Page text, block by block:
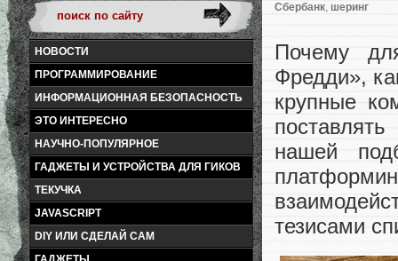
НОВОСТИ
ПРОГРАММИРОВАНИЕ
ИНФОРМАЦИОННАЯ БЕЗОПАСНОСТЬ
ЭТО ИНТЕРЕСНО
НАУЧНО-ПОПУЛЯРНОЕ
ГАДЖЕТЫ И УСТРОЙСТВА ДЛЯ ГИКОВ
ТЕКУЧКА
JAVASCRIPT
DIY ИЛИ СДЕЛАЙ САМ
Сбербанк, шеринг
Почему
Фредди»,
крупные
нашей
тезисами